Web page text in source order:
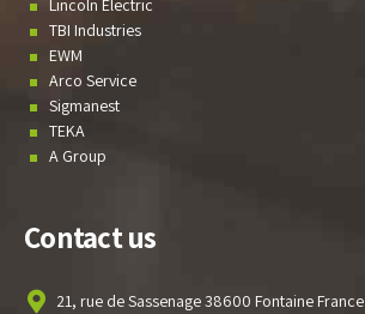
Lincoln Electric
TBI Industries
EWM
Arco Service
Sigmanest
TEKA
A Group
Contact us
21, rue de Sassenage 38600 Fontaine France